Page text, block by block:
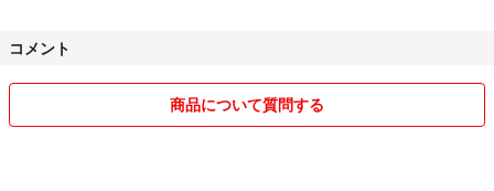
素人の検品、計測ですので状態やサイズに
誤差や見落としがある場合がございます。
コメント
商品について質問する